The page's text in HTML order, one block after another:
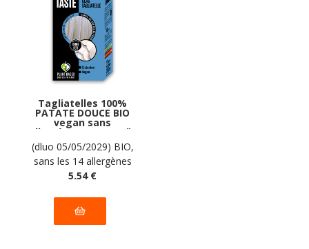
Tagliatelles 100%
PATATE DOUCE BIO
vegan sans
allergènes sans maïs
Just Taste : 250
grammes
(dluo 05/05/2029) BIO,
sans les 14 allergènes
majeurs, sans maïs
5.54 €